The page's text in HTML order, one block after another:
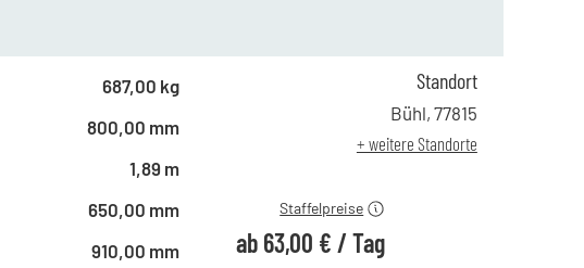
687,00 kg
800,00 mm
1,89 m
650,00 mm
910,00 mm
ab 6 Tagen
ab 21 Tagen
Staffelpreise
ab 63,00 € /Tag
Standort
Bühl, 77815
+ weitere Standorte